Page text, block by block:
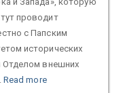
проводит
с Папским
исторических
Отделом внешних
Read more